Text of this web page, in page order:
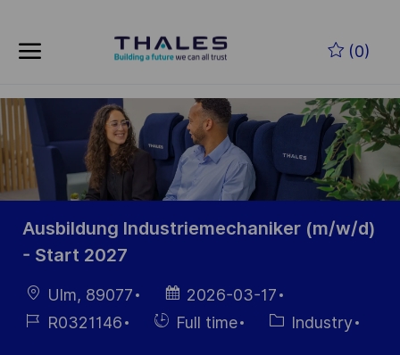
(0)
-
Ausbildung Industriemechaniker (m/w/d)
- Start 2027
LocationUlm, 89077
Posted
Date
2026-03-17
Job R0321146
HiringFull time Category
Industry